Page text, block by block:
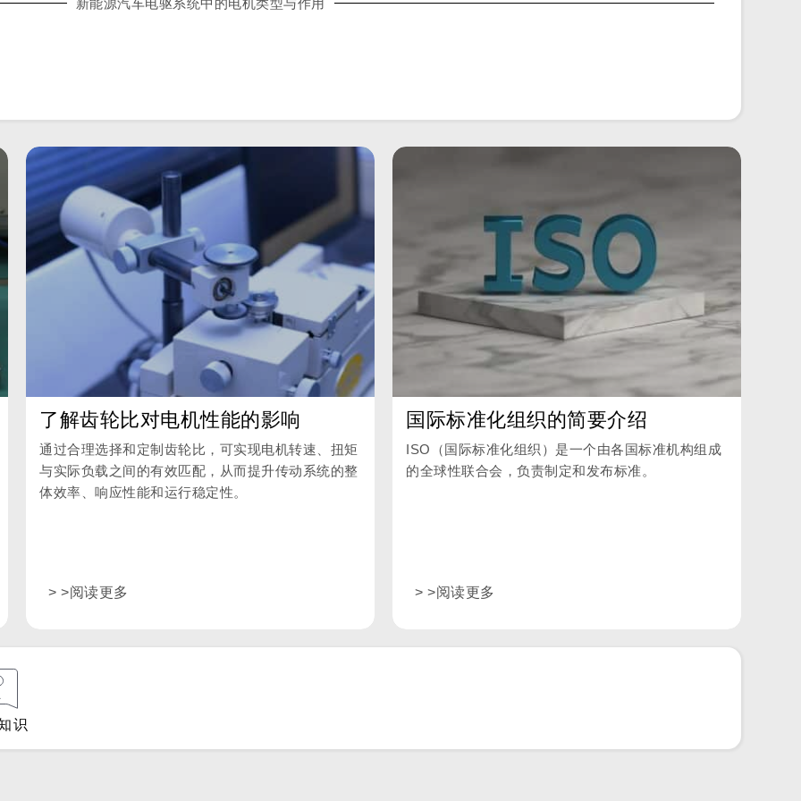
了解齿轮比对电机性能的影响
通过合理选择和定制齿轮比，可实现电机转速、扭矩
与实际负载之间的有效匹配，从而提升传动系统的整
体效率、响应性能和运行稳定性。
> >阅读更多
国际标准化组织的简要介绍
ISO（国际标准化组织）是一个由各国标准机构组成
的全球性联合会，负责制定和发布标准。
> >阅读更多
识